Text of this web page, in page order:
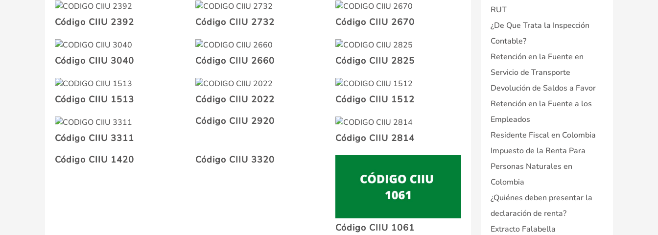
Código CIIU 2392 Código CIIU 2732 Código CIIU 2670
Código CIIU 3040 Código CIIU 2660 Código CIIU 2825
Código CIIU 1513 Código CIIU 2022 Código CIIU 1512
Código CIIU 3311
Código CIIU 2920
Código CIIU 2814
Código CIIU 1420
Código CIIU 3320
Código CIIU 1061
RUT
¿De Que Trata la Inspección
Contable?
Retención en la Fuente en
Servicio de Transporte
Devolución de Saldos a Favor
Retención en la Fuente a los
Empleados
Residente Fiscal en Colombia
Impuesto de la Renta Para
Personas Naturales en
Colombia
¿Quiénes deben presentar la
declaración de renta?
Extracto Falabella